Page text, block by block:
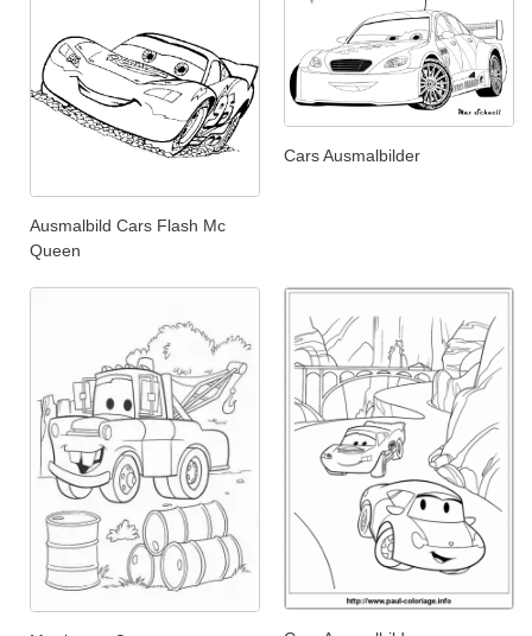
Ausmalbild Cars Flash Mc
Queen
Cars Ausmalbilder